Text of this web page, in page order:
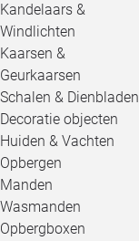
Kandelaars &
Windlichten
Kaarsen &
Geurkaarsen
Schalen & Dienbladen
Decoratie objecten
Huiden & Vachten
Opbergen
Manden
Wasmanden
Opbergboxen